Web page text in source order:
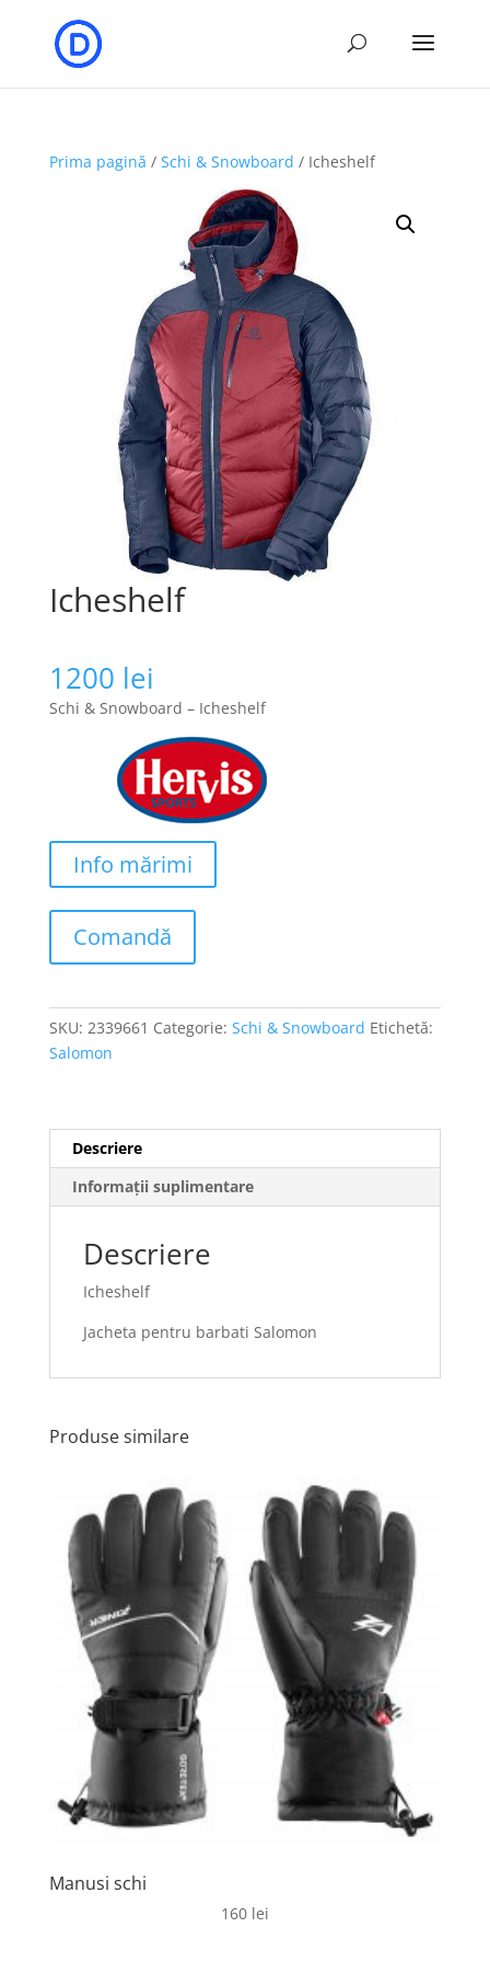
Prima pagină / Schi & Snowboard / Icheshelf
Icheshelf
1200 lei
Schi & Snowboard – Icheshelf
Info mărimi
Comandă
SKU: 2339661 Categorie: Schi & Snowboard Etichetă:
Salomon
Descriere
Informații suplimentare
Descriere
Icheshelf
Jacheta pentru barbati Salomon
Produse similare
Manusi schi
160 lei